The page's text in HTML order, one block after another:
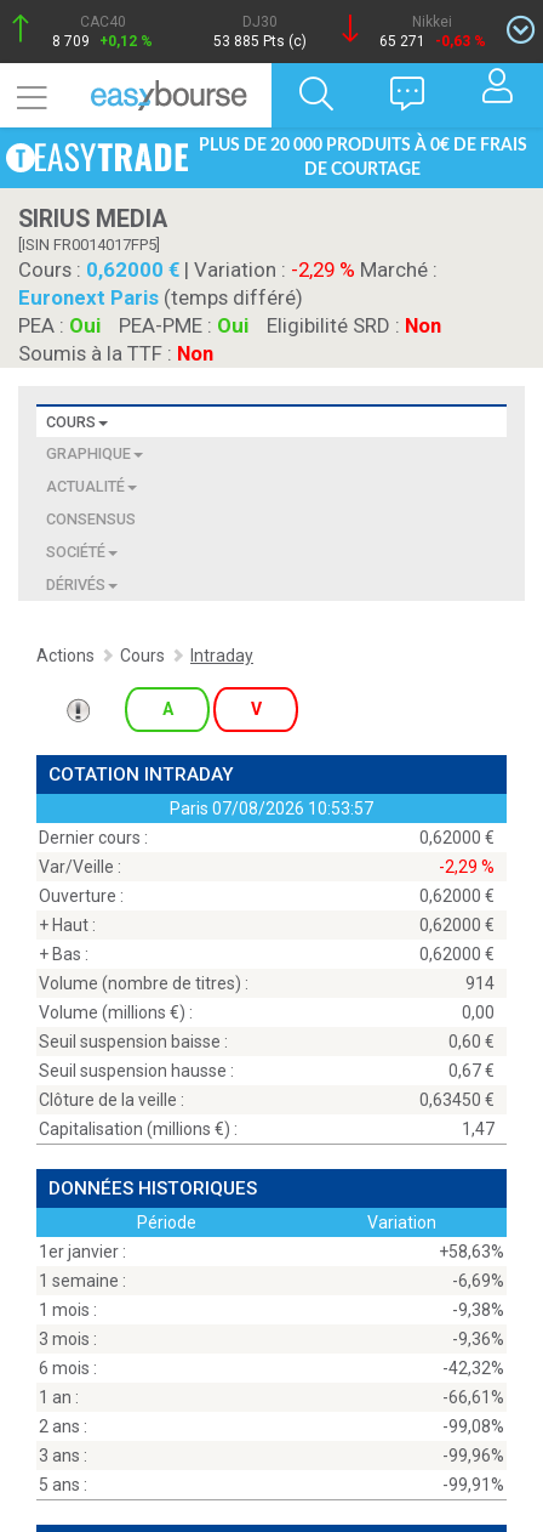
CAC40
8 709
+0,12 %
DJ30
53 885 Pts (c)
Nikkei
65 271
-0,63 %
PLUS DE 20 000 PRODUITS À 0€ DE FRAIS
DE COURTAGE
SIRIUS MEDIA
[ISIN FR0014017FP5]
Cours : 0,62000 | Variation : -2,29 % Marché :
Euronext Paris (temps différé)
PEA : Oui PEA-PME : Oui Eligibilité SRD : Non
Soumis à la TTF : Non
COURS
GRAPHIQUE
ACTUALITÉ
CONSENSUS
SOCIÉTÉ
DÉRIVÉS
Actions Cours Intraday
A V
COTATION INTRADAY
Paris 07/08/2026 10:53:57
Dernier cours :
0,62000
Var/Veille :
-2,29 %
Ouverture :
0,62000
+ Haut :
0,62000
+ Bas :
0,62000
Volume (nombre de titres) :
914
Volume (millions
) :
0,00
Seuil suspension baisse :
0,60
Seuil suspension hausse :
0,67
Clôture de la veille :
0,63450
Capitalisation (millions
) : 1,47
DONNÉES HISTORIQUES
Période
Variation
1er janvier :
+58,63%
1 semaine :
-6,69%
1 mois :
-9,38%
3 mois :
-9,36%
6 mois :
-42,32%
1 an :
-66,61%
2 ans :
-99,08%
3 ans :
-99,96%
5 ans :
-99,91%